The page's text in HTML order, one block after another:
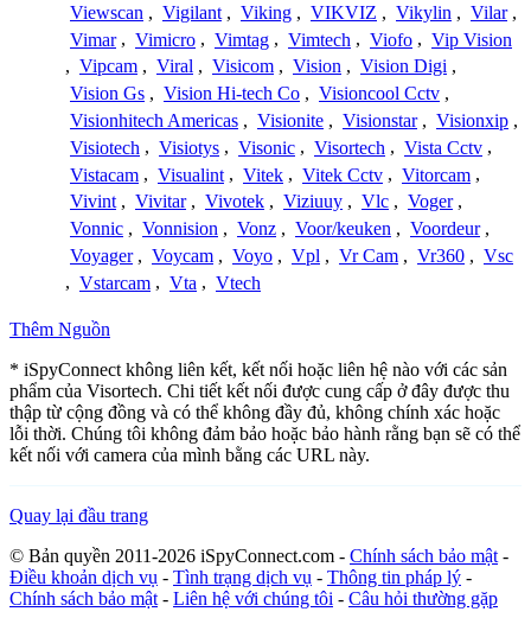
Viewscan , Vigilant , Viking , VIKVIZ , Vikylin , Vilar ,
Vimar , Vimicro , Vimtag , Vimtech , Viofo , Vip Vision
, Vipcam , Viral , Visicom , Vision , Vision Digi ,
Vision Gs , Vision Hi-tech Co , Visioncool Cctv ,
Visionhitech Americas , Visionite , Visionstar , Visionxip ,
Visiotech , Visiotys , Visonic , Visortech , Vista Cctv ,
Vistacam , Visualint , Vitek , Vitek Cctv , Vitorcam ,
Vivint , Vivitar , Vivotek , Viziuuy , Vlc , Voger ,
Vonnic , Vonnision , Vonz , Voor/keuken , Voordeur ,
Voyager , Voycam , Voyo , Vpl , Vr Cam , Vr360 , Vsc
, Vstarcam , Vta , Vtech
Thêm Nguồn
* iSpyConnect không liên kết, kết nối hoặc liên hệ nào với các sản
phẩm của Visortech. Chi tiết kết nối được cung cấp ở đây được thu
thập từ cộng đồng và có thể không đầy đủ, không chính xác hoặc
lỗi thời. Chúng tôi không đảm bảo hoặc bảo hành rằng bạn sẽ có thể
kết nối với camera của mình bằng các URL này.
Quay lại đầu trang
© Bản quyền 2011-2026 iSpyConnect.com - Chính sách bảo mật -
Điều khoản dịch vụ - Tình trạng dịch vụ - Thông tin pháp lý -
Chính sách bảo mật - Liên hệ với chúng tôi - Câu hỏi thường gặp